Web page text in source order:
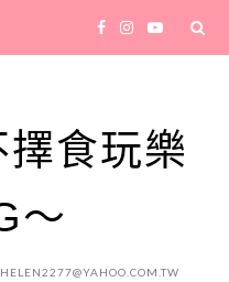
食玩樂
～